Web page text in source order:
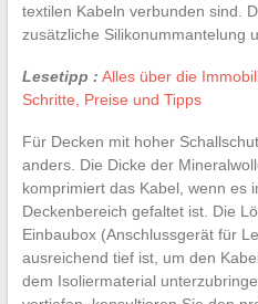
textilen Kabeln verbunden sind.
zusätzliche Silikonummantelung
Lesetipp : Alles über die
Schritte, Preise und Tipps
Für Decken mit hoher
anders. Die Dicke der
komprimiert das Kabel, wenn es
Deckenbereich gefaltet ist. Die
Einbaubox (Anschlussgerät für
ausreichend tief ist, um den
dem Isoliermaterial